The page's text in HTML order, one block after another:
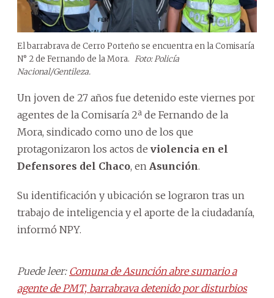
El barrabrava de Cerro Porteño se encuentra en la Comisaría
N° 2 de Fernando de la Mora. Foto: Policía
Nacional/Gentileza.
Un joven de 27 años fue detenido este viernes por
agentes de la Comisaría 2ª de Fernando de la
Mora, sindicado como uno de los que
protagonizaron los actos de violencia en el
Defensores del Chaco, en Asunción.
Su identificación y ubicación se lograron tras un
trabajo de inteligencia y el aporte de la ciudadanía,
informó NPY.
Puede leer: Comuna de Asunción abre sumario a
agente de PMT, barrabrava detenido por disturbios